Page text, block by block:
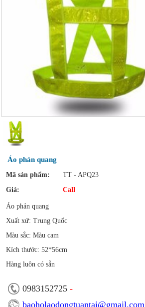
Áo phản quang
Mã sản phẩm:
TT - APQ23
Giá:
Call
Áo phản quang
Xuất xứ: Trung Quốc
Màu sắc: Màu cam
Kích thước: 52*56cm
Hàng luôn có sẵn
0983152725 -
baoholaodongtuantai@gmail.com